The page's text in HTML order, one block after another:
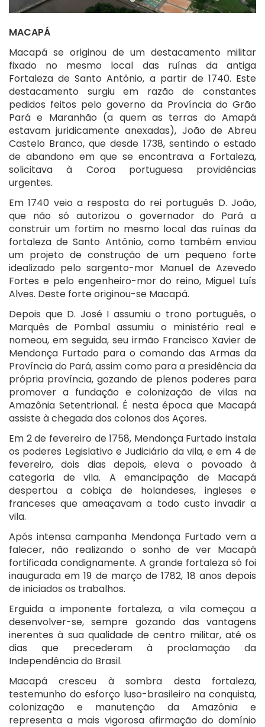
MACAPÁ
Macapá se originou de um destacamento militar
fixado no mesmo local das ruínas da antiga
Fortaleza de Santo Antônio, a partir de 1740. Este
destacamento surgiu em razão de constantes
pedidos feitos pelo governo da Província do Grão
Pará e Maranhão (a quem as terras do Amapá
estavam juridicamente anexadas), João de Abreu
Castelo Branco, que desde 1738, sentindo o estado
de abandono em que se encontrava a Fortaleza,
solicitava à Coroa portuguesa providências
urgentes.
Em 1740 veio a resposta do rei português D. João,
que não só autorizou o governador do Pará a
construir um fortim no mesmo local das ruínas da
fortaleza de Santo Antônio, como também enviou
um projeto de construção de um pequeno forte
idealizado pelo sargento-mor Manuel de Azevedo
Fortes e pelo engenheiro-mor do reino, Miguel Luís
Alves. Deste forte originou-se Macapá.
Depois que D. José I assumiu o trono português, o
Marquês de Pombal assumiu o ministério real e
nomeou, em seguida, seu irmão Francisco Xavier de
Mendonça Furtado para o comando das Armas da
Província do Pará, assim como para a presidência da
própria província, gozando de plenos poderes para
promover a fundação e colonização de vilas na
Amazônia Setentrional. É nesta época que Macapá
assiste à chegada dos colonos dos Açores.
Em 2 de fevereiro de 1758, Mendonça Furtado instala
os poderes Legislativo e Judiciário da vila, e em 4 de
fevereiro, dois dias depois, eleva o povoado à
categoria de vila. A emancipação de Macapá
despertou a cobiça de holandeses, ingleses e
franceses que ameaçavam a todo custo invadir a
vila.
Após intensa campanha Mendonça Furtado vem a
falecer, não realizando o sonho de ver Macapá
fortificada condignamente. A grande fortaleza só foi
inaugurada em 19 de março de 1782, 18 anos depois
de iniciados os trabalhos.
Erguida a imponente fortaleza, a vila começou a
desenvolver-se, sempre gozando das vantagens
inerentes à sua qualidade de centro militar, até os
dias que precederam à proclamação da
Independência do Brasil.
Macapá cresceu à sombra desta fortaleza,
testemunho do esforço luso-brasileiro na conquista,
colonização e manutenção da Amazônia e
representa a mais vigorosa afirmação do domínio